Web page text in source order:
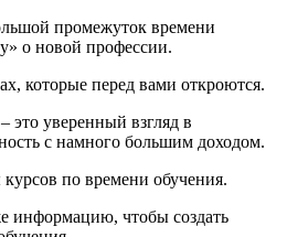
промежуток времени
о новой профессии.
которые перед вами откроются.
это уверенный взгляд в
с намного большим доходом.
по времени обучения.
информацию, чтобы создать